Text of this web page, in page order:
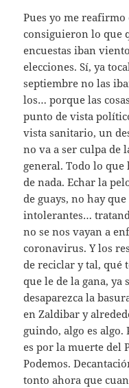
Pues yo me reafirmo
consiguieron lo que
encuestas iban
elecciones. Sí, ya
septiembre no las
los… porque las
punto de vista
vista sanitario, un
no va a ser culpa de
general. Todo lo que
de nada. Echar la
de guays, no hay
intolerantes…
no se nos vayan a
coronavirus. Y los
de reciclar y tal, qué
que le de la gana, ya
desaparezca la
en Zaldibar y
guindo, algo es algo.
es por la muerte del
Podemos.
tonto ahora que